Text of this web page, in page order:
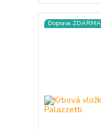
Doprava ZDARMA